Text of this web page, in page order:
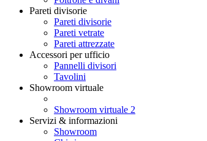
Pareti divisorie
Pareti divisorie
Pareti vetrate
Pareti attrezzate
Accessori per ufficio
Pannelli divisori
Tavolini
Showroom virtuale
Showroom virtuale 2
Servizi & informazioni
Showroom